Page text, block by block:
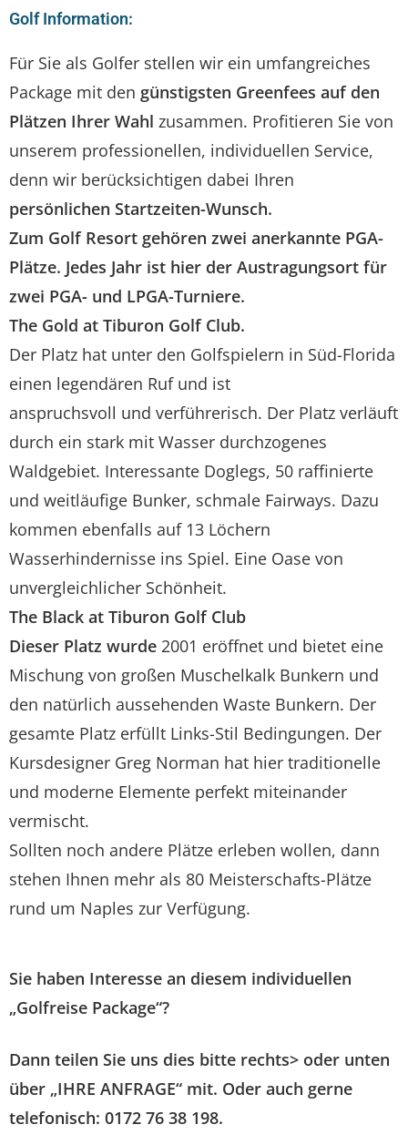
Golf Information:
Für Sie als Golfer stellen wir ein umfangreiches
Package mit den günstigsten Greenfees auf den
Plätzen Ihrer Wahl zusammen. Profitieren Sie von
unserem professionellen, individuellen Service,
denn wir berücksichtigen dabei Ihren
persönlichen Startzeiten-Wunsch.
Zum Golf Resort gehören zwei anerkannte PGA-
Plätze. Jedes Jahr ist hier der Austragungsort für
zwei PGA- und LPGA-Turniere.
The Gold at Tiburon Golf Club.
Der Platz hat unter den Golfspielern in Süd-Florida
einen legendären Ruf und ist
anspruchsvoll und verführerisch. Der Platz verläuft
durch ein stark mit Wasser durchzogenes
Waldgebiet. Interessante Doglegs, 50 raffinierte
und weitläufige Bunker, schmale Fairways. Dazu
kommen ebenfalls auf 13 Löchern
Wasserhindernisse ins Spiel. Eine Oase von
unvergleichlicher Schönheit.
The Black at Tiburon Golf Club
Dieser Platz wurde 2001 eröffnet und bietet eine
Mischung von großen Muschelkalk Bunkern und
den natürlich aussehenden Waste Bunkern. Der
gesamte Platz erfüllt Links-Stil Bedingungen. Der
Kursdesigner Greg Norman hat hier traditionelle
und moderne Elemente perfekt miteinander
vermischt.
Sollten noch andere Plätze erleben wollen, dann
stehen Ihnen mehr als 80 Meisterschafts-Plätze
rund um Naples zur Verfügung.
Sie haben Interesse an diesem individuellen
„Golfreise Package“?
Dann teilen Sie uns dies bitte rechts> oder unten
über „IHRE ANFRAGE“ mit. Oder auch gerne
telefonisch: 0172 76 38 198.